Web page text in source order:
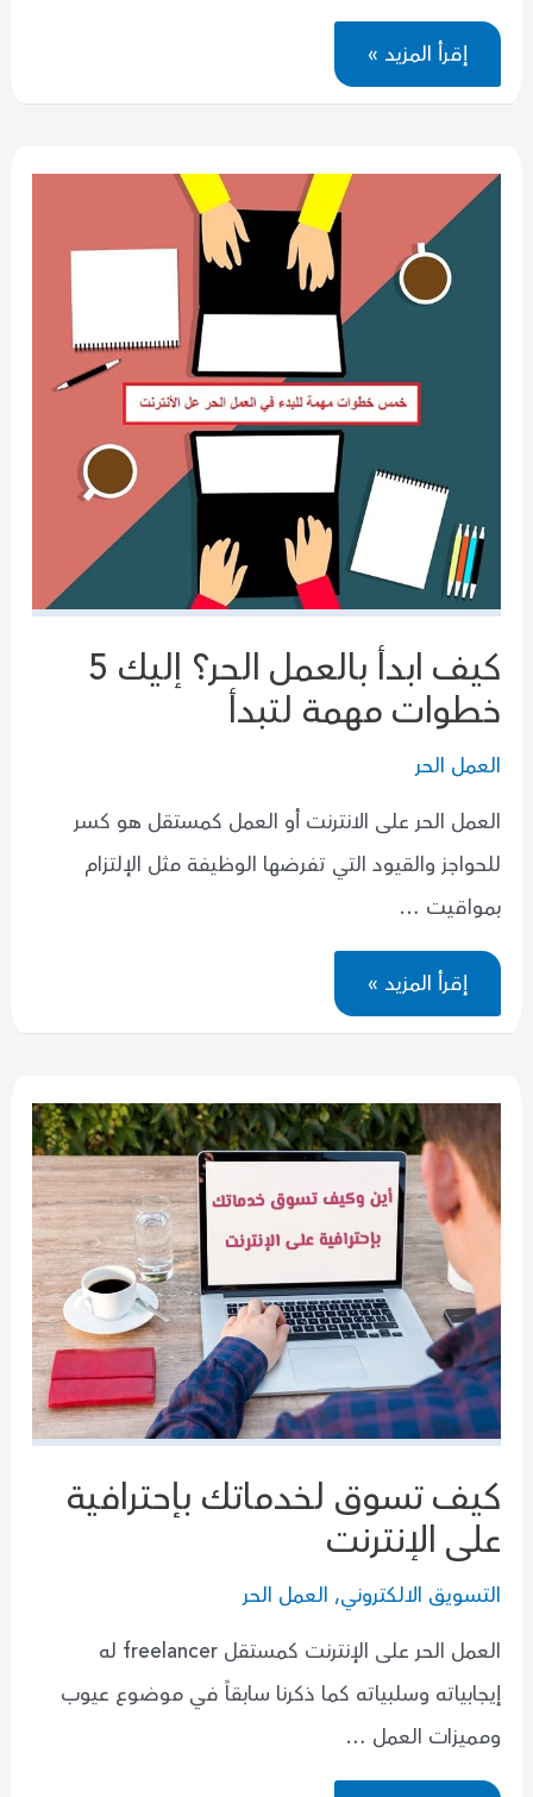
خطوات
مهمة
لنجاح
مشروعك
الاعمال
الناجح
إقرأ المزيد »
كيف ابدأ بالعمل الحر؟ إليك 5
خطوات مهمة لتبدأ
العمل الحر
العمل الحر على الانترنت أو العمل كمستقل هو كسر
للحواجز والقيود التي تفرضها الوظيفة مثل الإلتزام
بمواقيت …
كيف
ابدأ
بالعمل
الحر؟
مهمة
لتبدأ
إقرأ المزيد »
كيف تسوق لخدماتك بإحترافية
على الإنترنت
التسويق الالكتروني, العمل الحر
العمل الحر على الإنترنت كمستقل freelancer له
إيجابياته وسلبياته كما ذكرنا سابقاً في موضوع عيوب
ومميزات العمل …